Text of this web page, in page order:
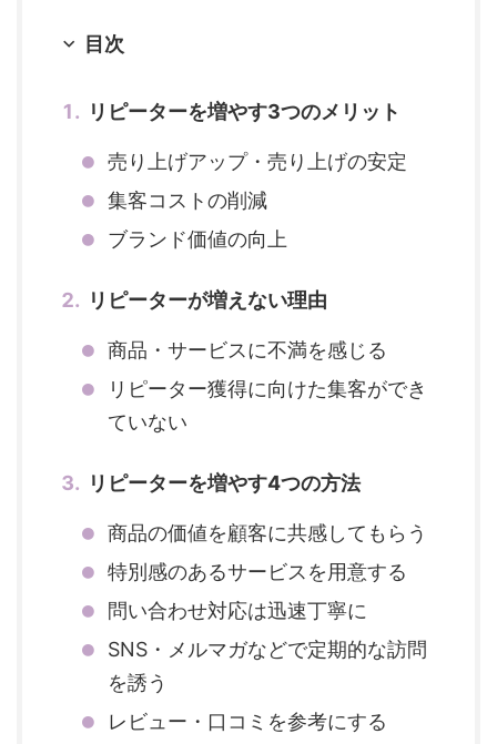
目次
リピーターを増やす3つのメリット
売り上げアップ・売り上げの安定
集客コストの削減
ブランド価値の向上
リピーターが増えない理由
商品・サービスに不満を感じる
リピーター獲得に向けた集客ができ
ていない
リピーターを増やす4つの方法
商品の価値を顧客に共感してもらう
特別感のあるサービスを用意する
問い合わせ対応は迅速丁寧に
SNS・メルマガなどで定期的な訪問
を誘う
レビュー・口コミを参考にする